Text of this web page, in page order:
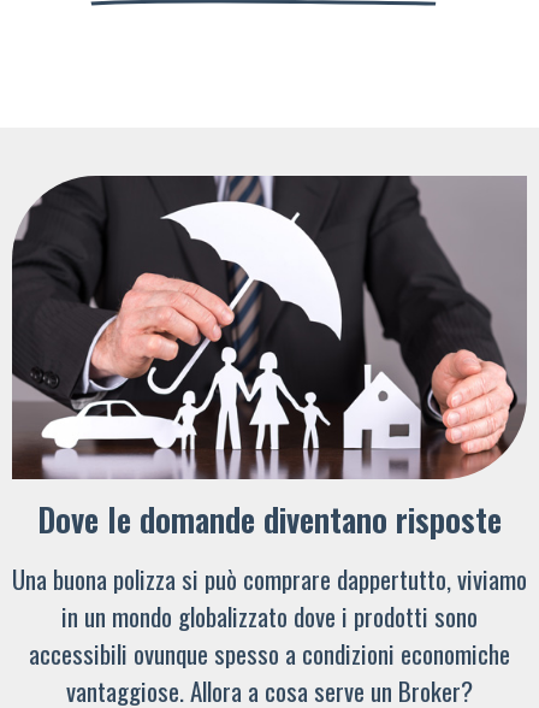
Dove le domande diventano risposte
Una buona polizza si può comprare dappertutto, viviamo
in un mondo globalizzato dove i prodotti sono
accessibili ovunque spesso a condizioni economiche
vantaggiose. Allora a cosa serve un Broker?